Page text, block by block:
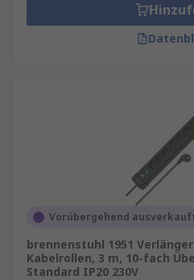
Vorübergehend
brennenstuhl 1951
Kabelrollen, 3 m, 10-fach
Standard IP20 230V